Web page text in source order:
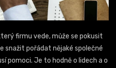
firmu vede, může se pokusit
snažit pořádat nějaké společné
pomoci. Je to hodně o lidech a o